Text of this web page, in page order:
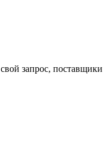
свой запрос, поставщики